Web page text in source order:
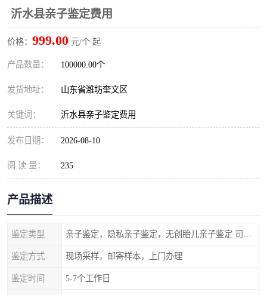
沂水县亲子鉴定费用
价格： 999.00 元/个 起
产品数量： 100000.00个
发货地址： 山东省潍坊奎文区
关键词： 沂水县亲子鉴定费用
发布日期： 2026-08-10
阅 读 量： 235
产品描述
鉴定类型
鉴定方式 现场采样，邮寄样本，上门办理
鉴定时间 5-7个工作日